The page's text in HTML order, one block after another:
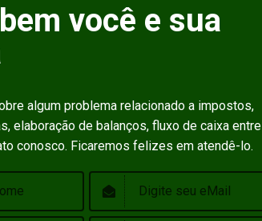
você e sua
algum problema relacionado a impostos,
elaboração de balanços, fluxo de caixa entre
conosco. Ficaremos felizes em atendê-lo.